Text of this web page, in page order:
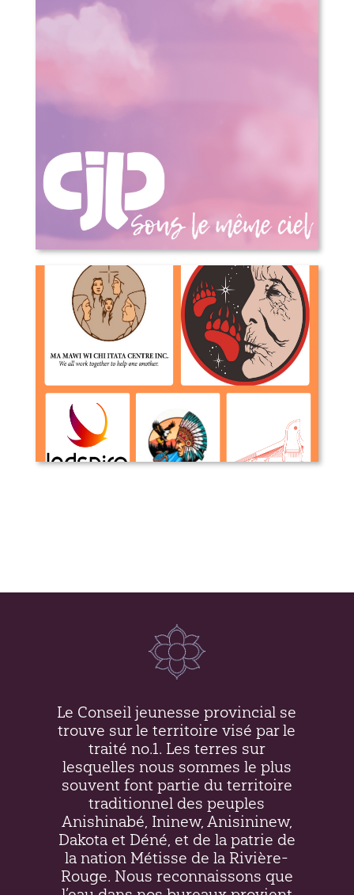
Sous le même ciel – 50 ans du Cjp
Le Conseil jeunesse provincial se
trouve sur le territoire visé par le
traité no.1. Les terres sur
lesquelles nous sommes le plus
souvent font partie du territoire
traditionnel des peuples
Anishinabé, Ininew, Anisininew,
Dakota et Déné, et de la patrie de
la nation Métisse de la Rivière-
Rouge. Nous reconnaissons que